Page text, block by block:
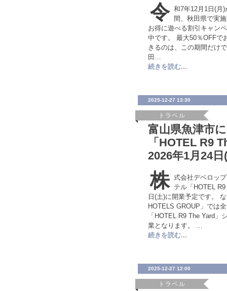
令 和7年12月1日(月
間、秋田県で実
お得に遊べる割引キャン
中です。 最大50％OFFで
きるのは、この期間だけ
田…
続きを読む...
2025-12-27 13:30
トラベル
富山県魚津市
「HOTEL R9
2026年1月24
株 式会社デベロッ
テル「HOTEL
日(土)に開業予定です。
HOTELS GROUP」では
「HOTEL R9 The Yard」
業となります。 …
続きを読む...
2025-12-27 12:00
トラベル